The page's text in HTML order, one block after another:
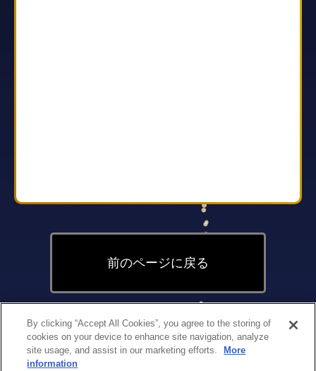
前のページに戻る
By clicking “Accept All Cookies”, you agree to the storing of
cookies on your device to enhance site navigation, analyze
site usage, and assist in our marketing efforts.
More
information